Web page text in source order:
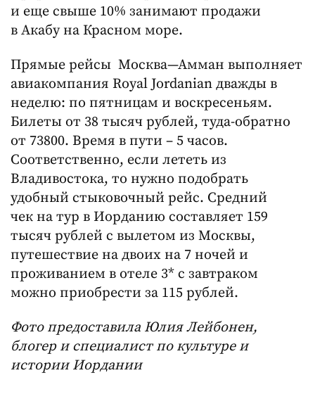
и еще свыше 10% занимают продажи
в Акабу на Красном море.
Прямые рейсы Москва—Амман выполняет
авиакомпания Royal Jordanian дважды в
неделю: по пятницам и воскресеньям.
Билеты от 38 тысяч рублей, туда-обратно
от 73800. Время в пути – 5 часов.
Соответственно, если лететь из
Владивостока, то нужно подобрать
удобный стыковочный рейс. Средний
чек на тур в Иорданию составляет 159
тысяч рублей с вылетом из Москвы,
путешествие на двоих на 7 ночей и
проживанием в отеле 3* с завтраком
можно приобрести за 115 рублей.
Фото предоставила Юлия Лейбонен,
блогер и специалист по культуре и
истории Иордании